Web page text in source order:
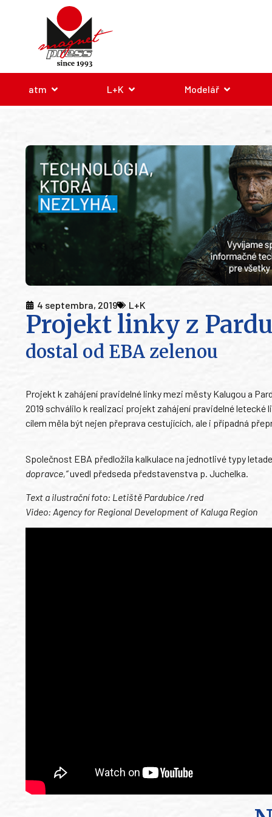
atm L+K Modelář
4 septembra, 2019 L+K
Projekt linky z
dostal od EBA zelenou
Projekt k zahájení pravidelné linky mezi městy Kalugou a
2019 schválilo k realizaci projekt zahájení pravidelné
cílem měla být nejen přeprava cestujících, ale i případná
Společnost EBA předložila kalkulace na jednotlivé typy
dopravce,“uvedl předseda představenstva p. Juchelka.
Text a ilustrační foto: Letiště Pardubice /red
Video: Agency for Regional Development of Kaluga Region